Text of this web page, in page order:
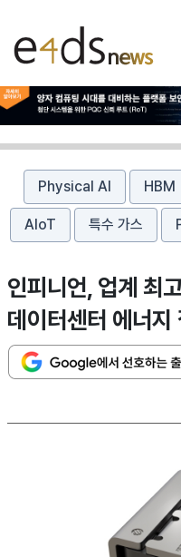
Physical AI HBM
AIoT 특수 가스
인피니언, 업계 최
데이터센터 에너지